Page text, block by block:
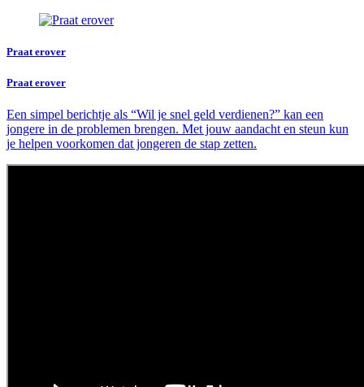
Praat erover
Praat erover
Een simpel berichtje als “Wil je snel geld verdienen?” kan een
jongere in de problemen brengen. Met jouw aandacht en steun kun
je helpen voorkomen dat jongeren de stap zetten.